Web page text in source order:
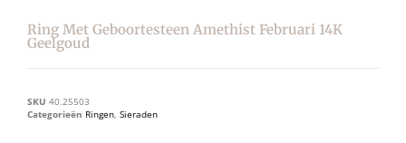
Ring Met Geboortesteen Amethist Februari 14K
Geelgoud
SKU 40.25503
Categorieën Ringen, Sieraden